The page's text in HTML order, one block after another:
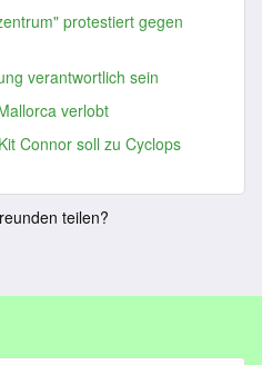
protestiert gegen
verantwortlich sein
verlobt
Connor soll zu Cyclops
teilen?